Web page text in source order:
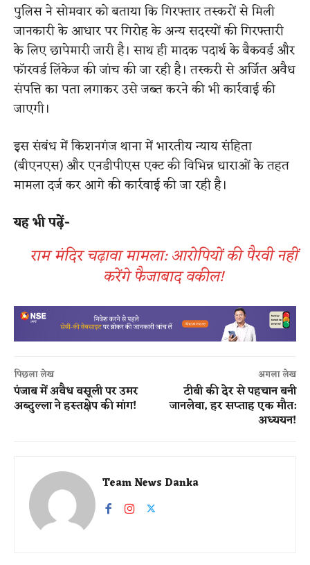
पुलिस ने सोमवार को बताया कि गिरफ्तार तस्करों से मिली
जानकारी के आधार पर गिरोह के अन्य सदस्यों की गिरफ्तारी
के लिए छापेमारी जारी है। साथ ही मादक पदार्थ के बैकवर्ड और
फॉरवर्ड लिंकेज की जांच की जा रही है। तस्करी से अर्जित अवैध
संपत्ति का पता लगाकर उसे जब्त करने की भी कार्रवाई की
जाएगी।
इस संबंध में किशनगंज थाना में भारतीय न्याय संहिता
(बीएनएस) और एनडीपीएस एक्ट की विभिन्न धाराओं के तहत
मामला दर्ज कर आगे की कार्रवाई की जा रही है।
यह भी पढ़ें-
राम मंदिर चढ़ावा मामला: आरोपियों की पैरवी नहीं
करेंगे फैजाबाद वकील!
पिछला लेख
पंजाब में अवैध वसूली पर उमर
अब्दुल्ला ने हस्तक्षेप की मांग!
अगला लेख
टीबी की देर से पहचान बनी
जानलेवा, हर सप्ताह एक मौत:
अध्ययन!
Team News Danka